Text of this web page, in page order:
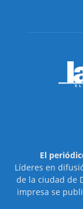
El
Líderes en
de la ciudad de
impresa se